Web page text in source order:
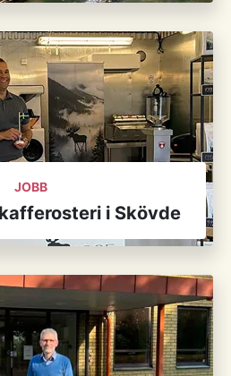
JOBB
i Skövde